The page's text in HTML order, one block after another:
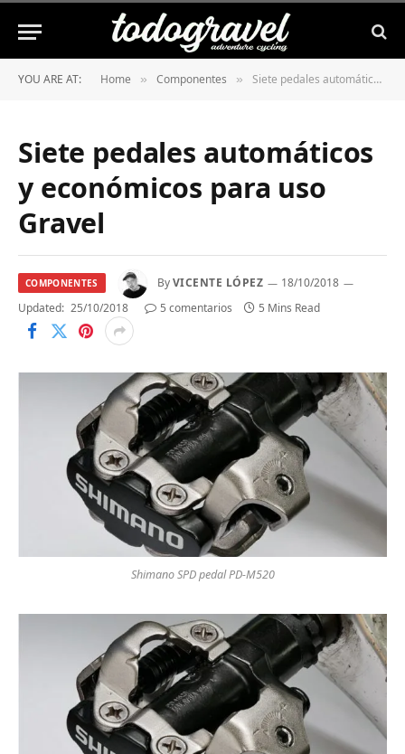
YOU ARE AT: Home » Componentes » Siete pedales automáticos y económicos para uso Gravel
Siete pedales automáticos
y económicos para uso
Gravel
COMPONENTES ByVICENTE LÓPEZ
18/10/2018
Updated: 25/10/2018 5 comentarios 5 Mins Read
Shimano SPD pedal PD-M520